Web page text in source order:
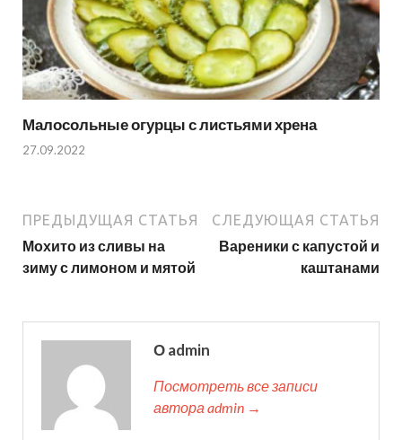
Малосольные огурцы с листьями хрена
27.09.2022
ПРЕДЫДУЩАЯ СТАТЬЯ
Мохито из сливы на
зиму с лимоном и мятой
СЛЕДУЮЩАЯ СТАТЬЯ
Вареники с капустой и
каштанами
О admin
Посмотреть все записи
автора admin →